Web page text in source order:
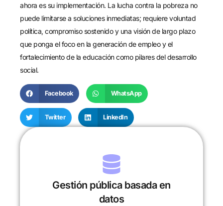
ahora es su implementación. La lucha contra la pobreza no
puede limitarse a soluciones inmediatas; requiere voluntad
política, compromiso sostenido y una visión de largo plazo
que ponga el foco en la generación de empleo y el
fortalecimiento de la educación como pilares del desarrollo
social.
Facebook WhatsApp
Twitter LinkedIn
Gestión pública basada en
datos